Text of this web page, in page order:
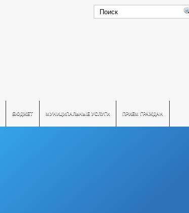
БЮДЖЕТ МУНИЦИПАЛЬНЫЕ УСЛУГИ ПРИЕМ ГРАЖДАН